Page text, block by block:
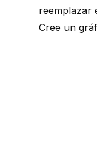
reemplazar
Cree un